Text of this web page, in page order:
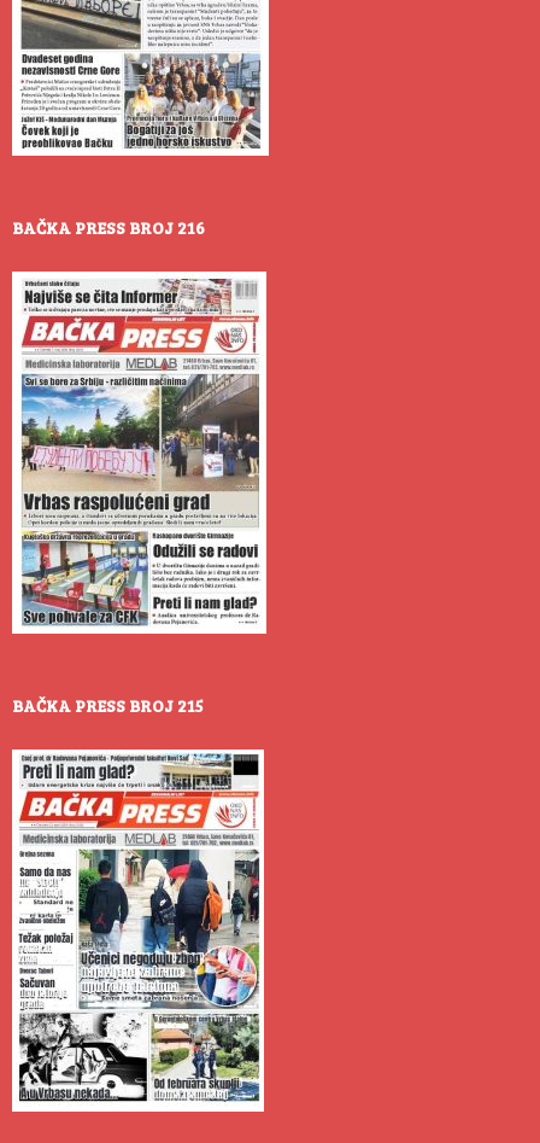
BAČKA PRESS BROJ 216
BAČKA PRESS BROJ 215